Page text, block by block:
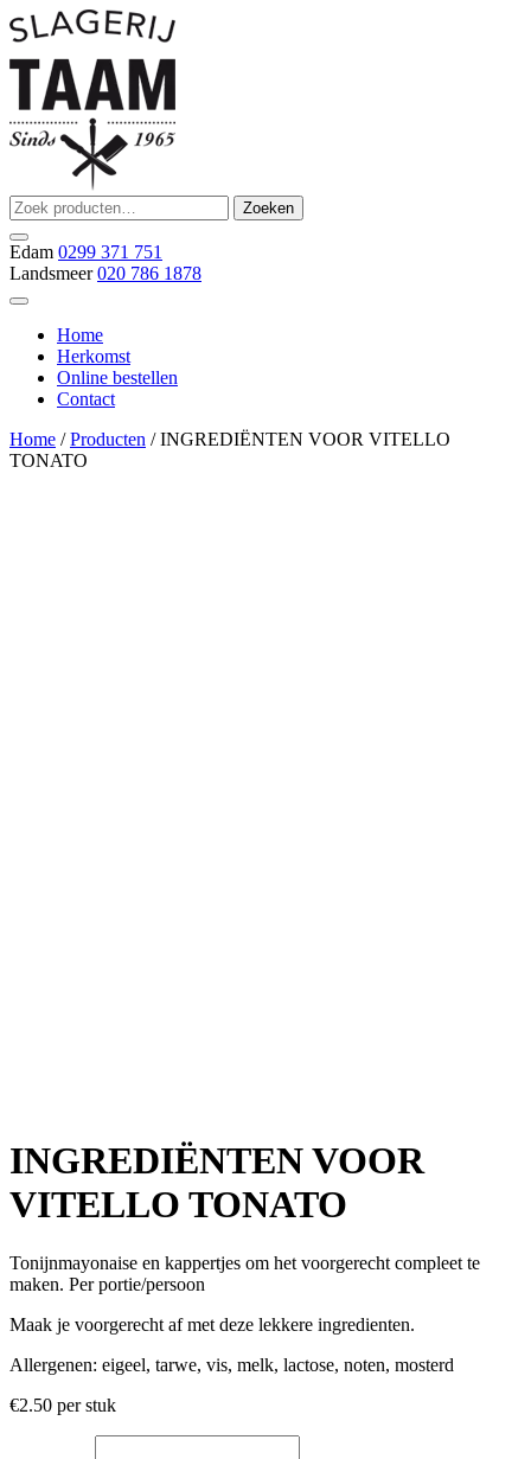
Ga
naar
de
inhoud
Slagerij Taam
slager
Zoeken
naar:
Zoeken
Edam 0299 371 751
Landsmeer 020 786 1878
Home
Herkomst
Online bestellen
Contact
Home /Producten / INGREDIËNTEN VOOR VITELLO
TONATO
INGREDIËNTEN VOOR
VITELLO TONATO
Tonijnmayonaise en kappertjes om het voorgerecht compleet te
maken. Per portie/persoon
Maak je voorgerecht af met deze lekkere ingredienten.
Allergenen: eigeel, tarwe, vis, melk, lactose, noten, mosterd
€2.50 per stuk